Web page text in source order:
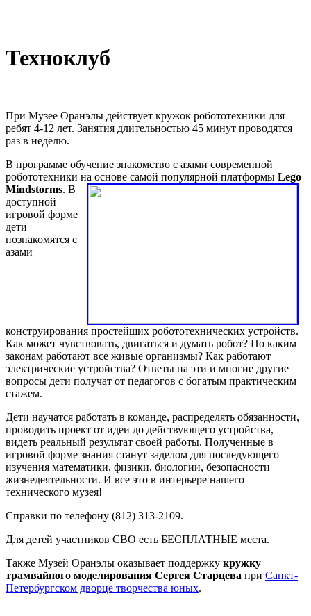
Техноклуб
При Музее Оранэлы действует кружок робототехники для
ребят 4-12 лет. Занятия длительностью 45 минут проводятся
раз в неделю.
В программе обучение знакомство с азами современной
робототехники на основе самой популярной платформы Lego
Mindstorms. В
доступной
игровой форме
дети
познакомятся с
азами
конструирования простейших робототехнических устройств.
Как может чувствовать, двигаться и думать робот? По каким
законам работают все живые организмы? Как работают
электрические устройства? Ответы на эти и многие другие
вопросы дети получат от педагогов с богатым практическим
стажем.
Дети научатся работать в команде, распределять обязанности,
проводить проект от идеи до действующего устройства,
видеть реальный результат своей работы. Полученные в
игровой форме знания станут заделом для последующего
изучения математики, физики, биологии, безопасности
жизнедеятельности. И все это в интерьере нашего
технического музея!
Справки по телефону (812) 313-2109.
Для детей участников СВО есть БЕСПЛАТНЫЕ места.
Также Музей Оранэлы оказывает поддержку кружку
трамвайного моделирования Сергея Старцева при Санкт-
Петербургском дворце творчества юных.